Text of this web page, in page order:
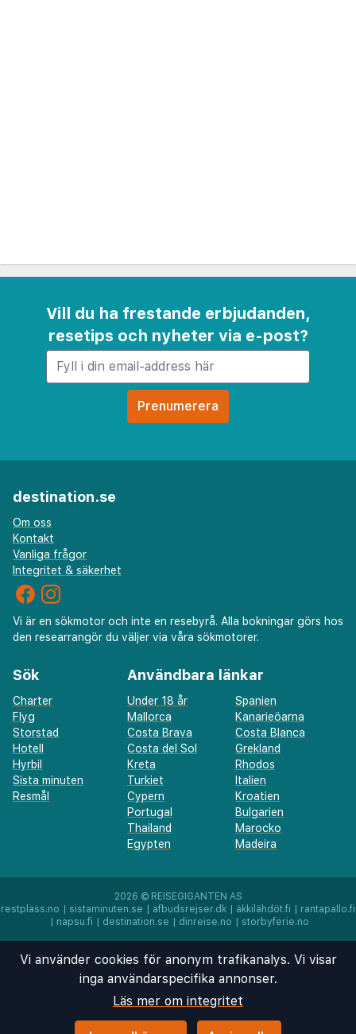
Vill du ha frestande erbjudanden,
resetips och nyheter via e-post?
destination.se
Om oss
Kontakt
Vanliga frågor
Integritet & säkerhet
Vi är en sökmotor och inte en resebyrå. Alla bokningar görs hos
den researrangör du väljer via våra sökmotorer.
Sök
Charter
Flyg
Storstad
Hotell
Hyrbil
Sista minuten
Resmål
Användbara länkar
Under 18 år
Spanien
Mallorca
Kanarieöarna
Costa Brava
Costa Blanca
Costa del Sol
Grekland
Kreta
Rhodos
Turkiet
Italien
Cypern
Kroatien
Portugal
Bulgarien
Thailand
Marocko
Egypten
Madeira
2026 © REISEGIGANTEN AS
restplass.no
sistaminuten.se afbudsrejser.dk äkkilähdöt.fi
rantapallo.fi
napsu.fi destination.se dinreise.no storbyferie.no
Vi använder cookies för anonym trafikanalys. Vi visar
inga användarspecifika annonser.
Läs mer om integritet